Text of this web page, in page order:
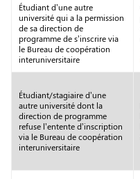
Étudiant d’une autre
université qui a la permission
de sa direction de
programme de s’inscrire via
le Bureau de coopération
interuniversitaire
Étudiant/stagiaire d’une
autre université dont la
direction de programme
refuse l’entente d’inscription
via le Bureau de coopération
interuniversitaire